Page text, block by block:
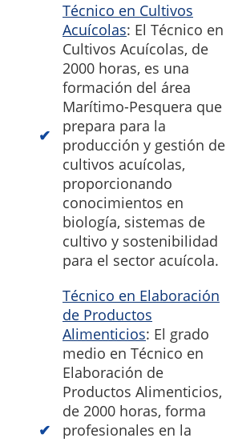
Técnico en Cultivos
Acuícolas: El Técnico en
Cultivos Acuícolas, de
2000 horas, es una
formación del área
Marítimo-Pesquera que
prepara para la
producción y gestión de
cultivos acuícolas,
proporcionando
conocimientos en
biología, sistemas de
cultivo y sostenibilidad
para el sector acuícola.
Técnico en Elaboración
de Productos
Alimenticios: El grado
medio en Técnico en
Elaboración de
Productos Alimenticios,
de 2000 horas, forma
profesionales en la